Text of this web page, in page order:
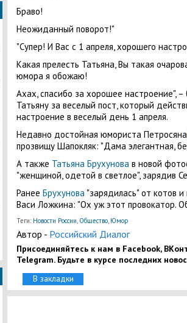
Браво!
Неожиданный поворот!"
"Супер! И Вас с 1 апреля, хорошего
Какая прелесть Татьяна, Вы такая
юмора я обожаю!
Ахах, спасибо за хорошее настроение",
Татьяну за веселый пост, который
настроение в веселый день 1 апреля.
Недавно достойная юмориста Петросяна
прозвищу Шапокляк: "Дама элегантная,
А также Татьяна Брухуновав новой
"женщиной, одетой в светлое", зарядив
Ранее Брухунова "зарядилась" от котов
Васи Ложкина: "Ох уж этот провокатор.
Теги: Новости России, Общество, Юмор
Автор - Российский Диалог
Присоединяйтесь к нам в Facebook,
Telegram. Будьте в курсе последних
В закладки